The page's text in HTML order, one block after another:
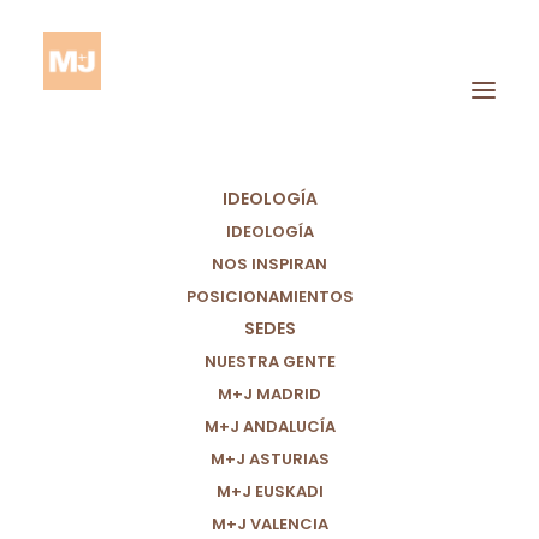
IDEOLOGÍA
IDEOLOGÍA
NOS INSPIRAN
POSICIONAMIENTOS
SEDES
NUESTRA GENTE
M+J MADRID
M+J ANDALUCÍA
M+J ASTURIAS
M+J EUSKADI
M+J VALENCIA
POR QUÉ APOYAMOS
UNA
REGULARIZACIÓN
GENERAL